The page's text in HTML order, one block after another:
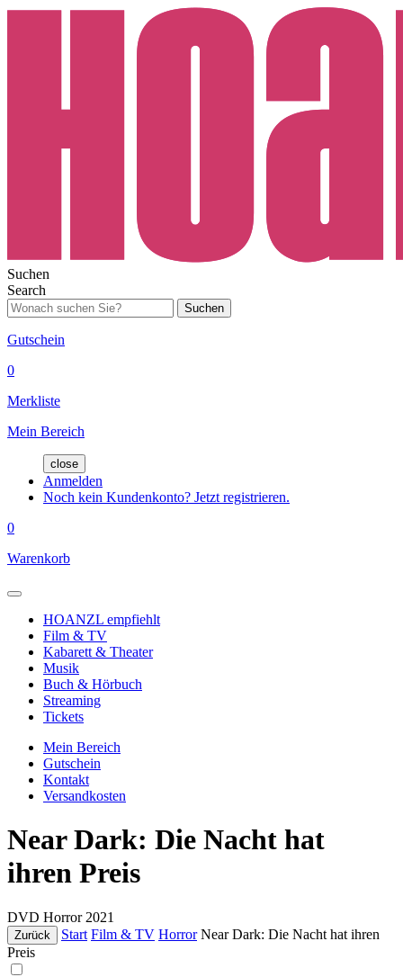
Suchen
Search
Suchen
Gutschein
0
Merkliste
Mein Bereich
close
Anmelden
Noch kein Kundenkonto? Jetzt registrieren.
0
Warenkorb
HOANZL empfiehlt
Film & TV
Kabarett & Theater
Musik
Buch & Hörbuch
Streaming
Tickets
Mein Bereich
Gutschein
Kontakt
Versandkosten
Near Dark: Die Nacht hat
ihren Preis
DVD Horror 2021
Zurück Start Film & TV Horror Near Dark: Die Nacht hat ihren
Preis